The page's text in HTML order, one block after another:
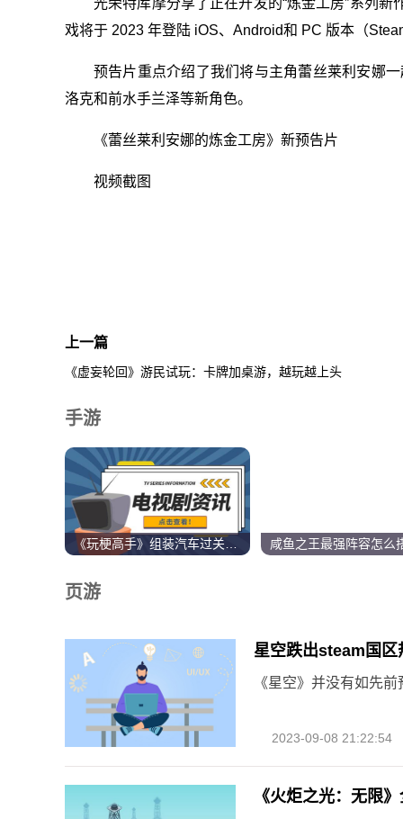
戏将于 2023 年登陆 iOS、Android和 PC 版本（
预告片重点介绍了我们将与主角蕾丝莱利安娜
洛克和前水手兰泽等新角色。
《蕾丝莱利安娜的炼金工房》新预告片
视频截图
上一篇
《虚妄轮回》游民试玩：卡牌加桌游，越玩越上头
手游
页游
星空跌出steam国区
《星空》并没有如先
2023-09-08 21:22:54
《火炬之光：无限